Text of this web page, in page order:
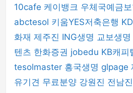
10cafe 케이뱅크 우체국예금보
abctesol 키움YES저축은행
화재 제주진 ING생명 교보생명
텐츠 한화증권 jobedu KB캐피
tesolmaster 흥국생명 glpage
유기견 무료분양 강원진 전남진